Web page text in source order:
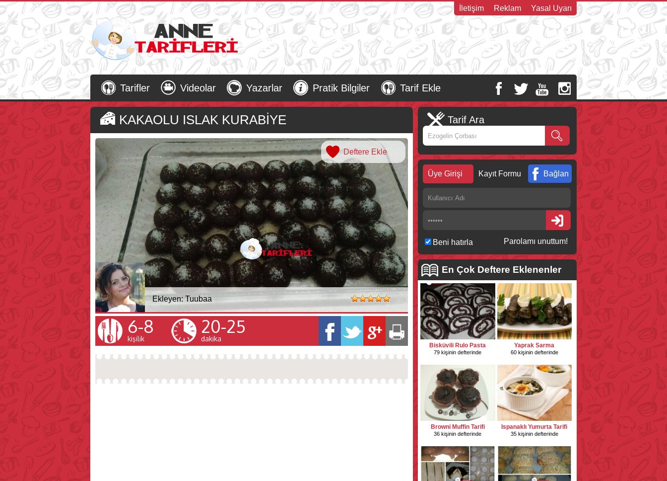
İletişim Reklam Yasal Uyarı
Tarifler Videolar Yazarlar Pratik Bilgiler Tarif Ekle
KAKAOLU ISLAK KURABİYE
Deftere Ekle
Ekleyen:Tuubaa
6-8
kişilik
20-25
dakika
Tarif Ara
Üye Girişi Kayıt Formu Bağlan
Beni hatırla Parolamı unuttum!
En Çok Deftere Eklenenler
Bisküvili Rulo Pasta
79 kişinin defterinde
Yaprak Sarma
60 kişinin defterinde
Browni Muffin Tarifi
36 kişinin defterinde
Ispanaklı Yumurta Tarifi
35 kişinin defterinde